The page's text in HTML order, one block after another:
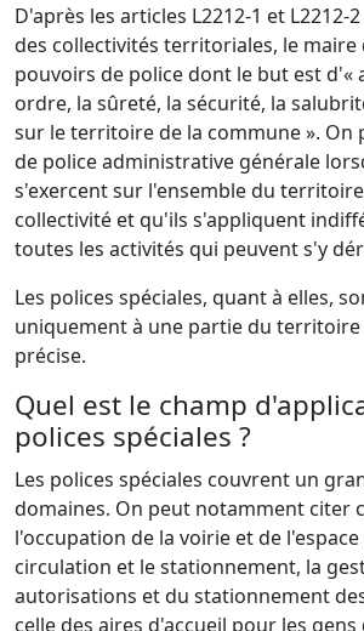
D'après les articles L2212-1 et L2212-
des collectivités territoriales, le maire
pouvoirs de police dont le but est d'«
ordre, la sûreté, la sécurité, la
sur le territoire de la commune ». On
de police administrative générale
s'exercent sur l'ensemble du
collectivité et qu'ils s'appliquent
toutes les activités qui peuvent s'y
Les polices spéciales, quant à elles,
uniquement à une partie du
précise.
Quel est le champ
polices spéciales ?
Les polices spéciales couvrent un
domaines. On peut notamment citer
l'occupation de la voirie et de l'espace
circulation et le stationnement, la
autorisations et du stationnement
celle des aires d'accueil pour les gens